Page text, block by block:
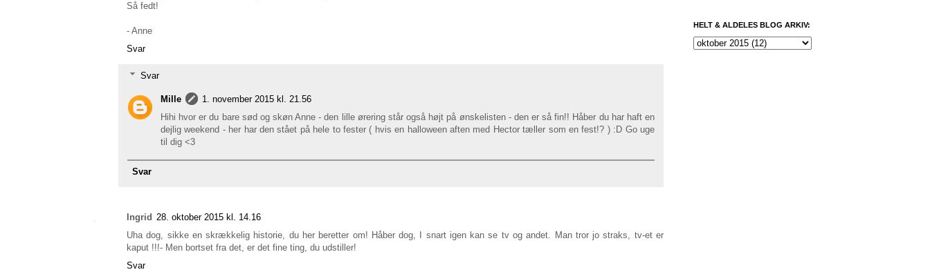
Så fedt!
- Anne
Svar
Svar
Mille
1. november 2015 kl. 21.56
Hihi hvor er du bare sød og skøn Anne - den lille ørering står også højt på ønskelisten - den er så fin!! Håber du har haft en
dejlig weekend - her har den stået på hele to fester ( hvis en halloween aften med Hector tæller som en fest!? ) :D Go uge
til dig <3
Svar
Ingrid 28. oktober 2015 kl. 14.16
Uha dog, sikke en skrækkelig historie, du her beretter om! Håber dog, I snart igen kan se tv og andet. Man tror jo straks, tv-et er
kaput !!!- Men bortset fra det, er det fine ting, du udstiller!
Svar
HELT & ALDELES BLOG ARKIV: